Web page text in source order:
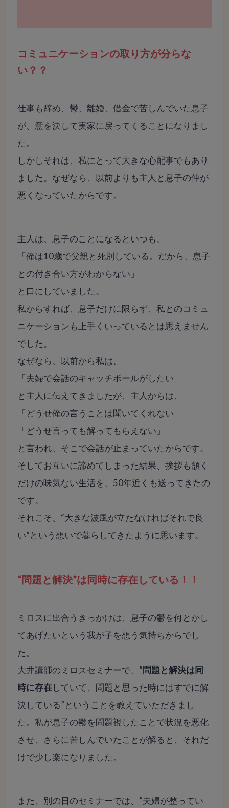
コミュニケーションの取り方が分らな
い？？
仕事も辞め、鬱、離婚、借金で苦しんでいた息子
が、意を決して実家に戻ってくることになりまし
た。
しかしそれは、私にとって大きな心配事でもあり
ました。なぜなら、以前よりも主人と息子の仲が
悪くなっていたからです。
主人は、息子のことになるといつも、
「俺は10歳で父親と死別している。だから、息子
との付き合い方がわからない」
と口にしていました。
私からすれば、息子だけに限らず、私とのコミュ
ニケーションも上手くいっているとは思えません
でした。
なぜなら、以前から私は、
「夫婦で会話のキャッチボールがしたい」
と主人に伝えてきましたが、主人からは、
「どうせ俺の言うことは聞いてくれない」
「どうせ言っても解ってもらえない」
と言われ、そこで会話が止まっていたからです。
そしてお互いに諦めてしまった結果、挨拶も頷く
だけの味気ない生活を、50年近くも送ってきたの
です。
それこそ、“大きな波風が立たなければそれで良
い”という想いで暮らしてきたように思います。
“問題と解決”は同時に存在している！！
ミロスに出合うきっかけは、息子の鬱を何とかし
てあげたいという我が子を想う気持ちからでし
た。
大井講師のミロスセミナーで、”問題と解決は同
時に存在していて、問題と思った時にはすでに解
決している”ということを教えていただきまし
た。私が息子の鬱を問題視したことで状況を悪化
させ、さらに苦しんでいたことが解ると、それだ
けで少し楽になりました。
また、別の日のセミナーでは、”夫婦が整ってい